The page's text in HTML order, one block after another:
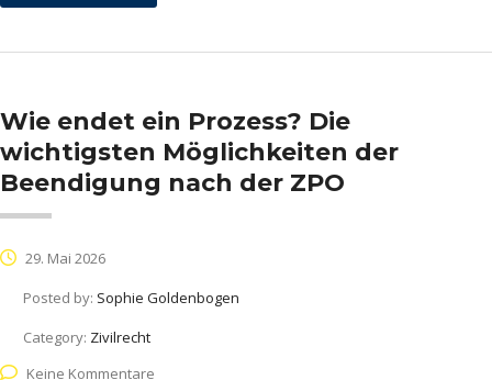
Wie endet ein Prozess? Die
wichtigsten Möglichkeiten der
Beendigung nach der ZPO
29. Mai 2026
Posted by: Sophie Goldenbogen
Category: Zivilrecht
Keine Kommentare